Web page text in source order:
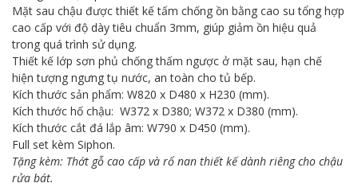
Mặt sau chậu được thiết kế tấm chống ồn bằng cao su tổng hợp
cao cấp với độ dày tiêu chuẩn 3mm, giúp giảm ồn hiệu quả
trong quá trình sử dụng.
Thiết kế lớp sơn phủ chống thấm ngược ở mặt sau, hạn chế
hiện tượng ngưng tụ nước, an toàn cho tủ bếp.
Kích thước sản phẩm: W820 x D480 x H230 (mm).
Kích thước hố chậu: W372 x D380; W372 x D380 (mm).
Kích thước cắt đá lắp âm: W790 x D450 (mm).
Full set kèm Siphon.
Tặng kèm: Thớt gỗ cao cấp và rổ nan thiết kế dành riêng cho chậu
rửa bát.